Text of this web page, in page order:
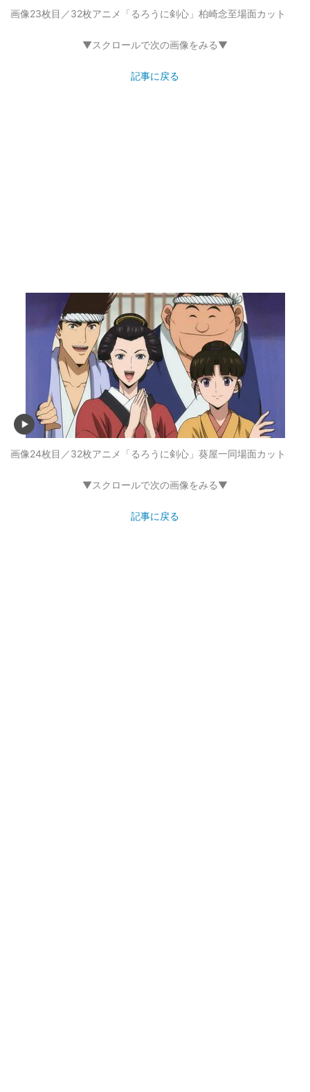
画像23枚目／32枚アニメ「るろうに剣心」柏崎念至場面カット
▼スクロールで次の画像をみる▼
記事に戻る
画像24枚目／32枚アニメ「るろうに剣心」葵屋一同場面カット
▼スクロールで次の画像をみる▼
記事に戻る